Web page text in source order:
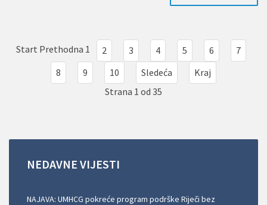
Start Prethodna 1 2 3 4 5 6
7
8
9 10 Sledeća
Kraj
Strana 1 od 35
NEDAVNE VIJESTI
NAJAVA: UMHCG pokreće program podrške Riječi bez